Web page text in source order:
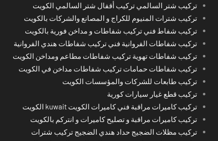
تركيب شتر السالمي تركيب أقفال شتر السالمي الكويت
تركيب شترات المنيوم للكراج و المصانع والشركات بالكويت
تركيب شفاط فني تركيب شفاطات و مداخن فورية بالكويت
تركيب شفاطات الفروانية فني تركيب شفاطات هندي الفروانية
تركيب شفاطات تهوية تركيب شفاطات مطاعم ومداخن الكويت
تركيب شفاطات حمامات تركيب شفاطات مداخن في الكويت
تركيب طابعات للشركات والمؤسسات الكويت
تركيب قطع غيار سيارات كورية
تركيب كاميرات مراقبة فني كاميرات الكويت kuwait الكويت
تركيب كاميرات مراقبة و تصليح كاميرات و انتركم بالكويت
تركيب مظلات الضجيج حداد هندي الضجيج تركيب شترات